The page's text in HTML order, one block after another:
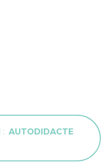
AUTODIDACTE